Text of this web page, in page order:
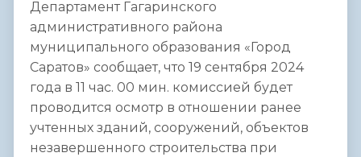
Департамент Гагаринского
административного района
муниципального образования «Город
Саратов» сообщает, что 19 сентября 2024
года в 11 час. 00 мин. комиссией будет
проводится осмотр в отношении ранее
учтенных зданий, сооружений, объектов
незавершенного строительства при